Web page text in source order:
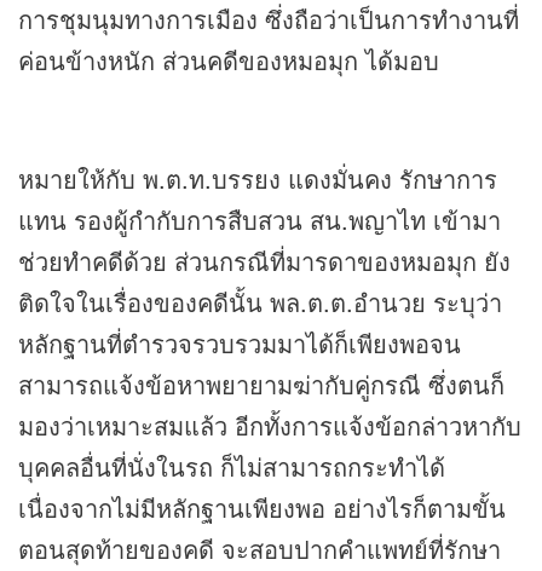
การชุมนุมทางการเมือง ซึ่งถือว่าเป็นการทำงานที่
ค่อนข้างหนัก ส่วนคดีของหมอมุก ได้มอบ
หมายให้กับ พ.ต.ท.บรรยง แดงมั่นคง รักษาการ
แทน รองผู้กำกับการสืบสวน สน.พญาไท เข้ามา
ช่วยทำคดีด้วย ส่วนกรณีที่มารดาของหมอมุก ยัง
ติดใจในเรื่องของคดีนั้น พล.ต.ต.อำนวย ระบุว่า
หลักฐานที่ตำรวจรวบรวมมาได้ก็เพียงพอจน
สามารถแจ้งข้อหาพยายามฆ่ากับคู่กรณี ซึ่งตนก็
มองว่าเหมาะสมแล้ว อีกทั้งการแจ้งข้อกล่าวหากับ
บุคคลอื่นที่นั่งในรถ ก็ไม่สามารถกระทำได้
เนื่องจากไม่มีหลักฐานเพียงพอ อย่างไรก็ตามขั้น
ตอนสุดท้ายของคดี จะสอบปากคำแพทย์ที่รักษา